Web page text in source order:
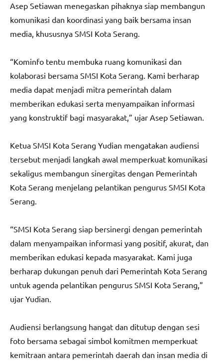
Asep Setiawan menegaskan pihaknya siap membangun
komunikasi dan koordinasi yang baik bersama insan
media, khususnya SMSI Kota Serang.
“Kominfo tentu membuka ruang komunikasi dan
kolaborasi bersama SMSI Kota Serang. Kami berharap
media dapat menjadi mitra pemerintah dalam
memberikan edukasi serta menyampaikan informasi
yang konstruktif bagi masyarakat,” ujar Asep Setiawan.
Ketua SMSI Kota Serang Yudian mengatakan audiensi
tersebut menjadi langkah awal memperkuat komunikasi
sekaligus membangun sinergitas dengan Pemerintah
Kota Serang menjelang pelantikan pengurus SMSI Kota
Serang.
“SMSI Kota Serang siap bersinergi dengan pemerintah
dalam menyampaikan informasi yang positif, akurat, dan
memberikan edukasi kepada masyarakat. Kami juga
berharap dukungan penuh dari Pemerintah Kota Serang
untuk agenda pelantikan pengurus SMSI Kota Serang,”
ujar Yudian.
Audiensi berlangsung hangat dan ditutup dengan sesi
foto bersama sebagai simbol komitmen memperkuat
kemitraan antara pemerintah daerah dan insan media di